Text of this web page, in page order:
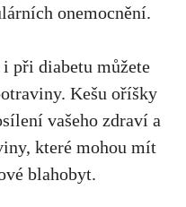
onemocnění.
při diabetu můžete
‌Kešu oříšky
⁤vašeho zdraví a
které⁤ mohou mít
blahobyt.